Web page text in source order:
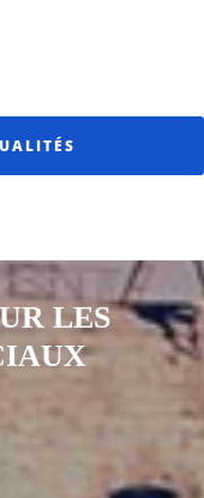
LES
X page Tiktok
Notre page